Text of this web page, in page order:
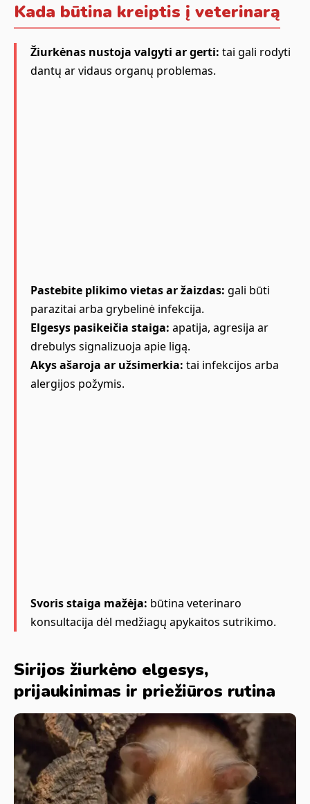
Kada būtina kreiptis į veterinarą
Žiurkėnas nustoja valgyti ar gerti: tai gali rodyti
dantų ar vidaus organų problemas.
Pastebite plikimo vietas ar žaizdas: gali būti
parazitai arba grybelinė infekcija.
Elgesys pasikeičia staiga: apatija, agresija ar
drebulys signalizuoja apie ligą.
Akys ašaroja ar užsimerkia: tai infekcijos arba
alergijos požymis.
Svoris staiga mažėja: būtina veterinaro
konsultacija dėl medžiagų apykaitos sutrikimo.
Sirijos žiurkėno elgesys,
prijaukinimas ir priežiūros rutina